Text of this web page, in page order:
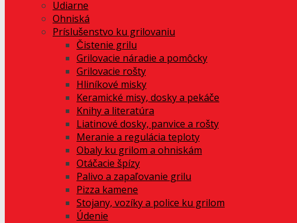
Udiarne
Ohniská
Príslušenstvo ku grilovaniu
Čistenie grilu
Grilovacie náradie a pomôcky
Grilovacie rošty
Hliníkové misky
Keramické misy, dosky a pekáče
Knihy a literatúra
Liatinové dosky, panvice a rošty
Meranie a regulácia teploty
Obaly ku grilom a ohniskám
Otáčacie špízy
Palivo a zapaľovanie grilu
Pizza kamene
Stojany, vozíky a police ku grilom
Údenie